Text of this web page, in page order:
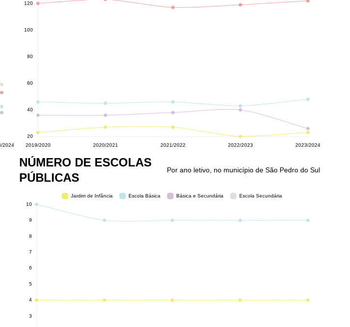
NÚMERO DE ESCOLAS
PÚBLICAS
Por ano letivo, no município de São Pedro do Sul